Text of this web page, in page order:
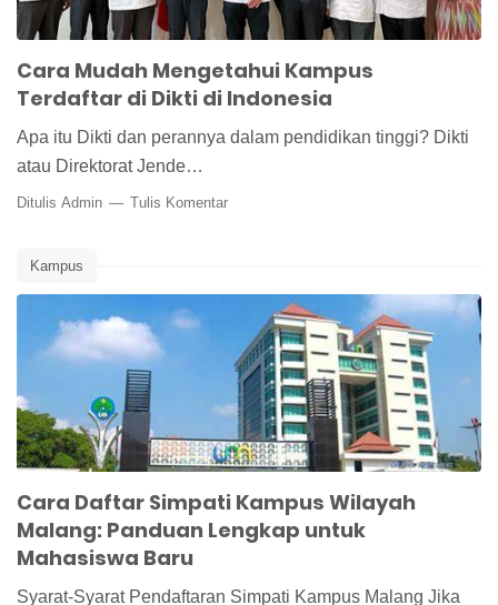
Cara Mudah Mengetahui Kampus
Terdaftar di Dikti di Indonesia
Apa itu Dikti dan perannya dalam pendidikan tinggi? Dikti
atau Direktorat Jende…
Ditulis Admin Tulis Komentar
Kampus
Cara Daftar Simpati Kampus Wilayah
Malang: Panduan Lengkap untuk
Mahasiswa Baru
Syarat-Syarat Pendaftaran Simpati Kampus Malang Jika